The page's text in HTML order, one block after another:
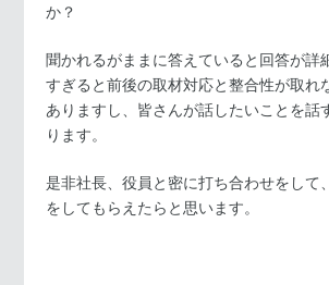
か？
聞かれるがままに答えていると回答が詳
すぎると前後の取材対応と整合性が取れ
ありますし、皆さんが話したいことを話
ります。
是非社長、役員と密に打ち合わせをして
をしてもらえたらと思います。